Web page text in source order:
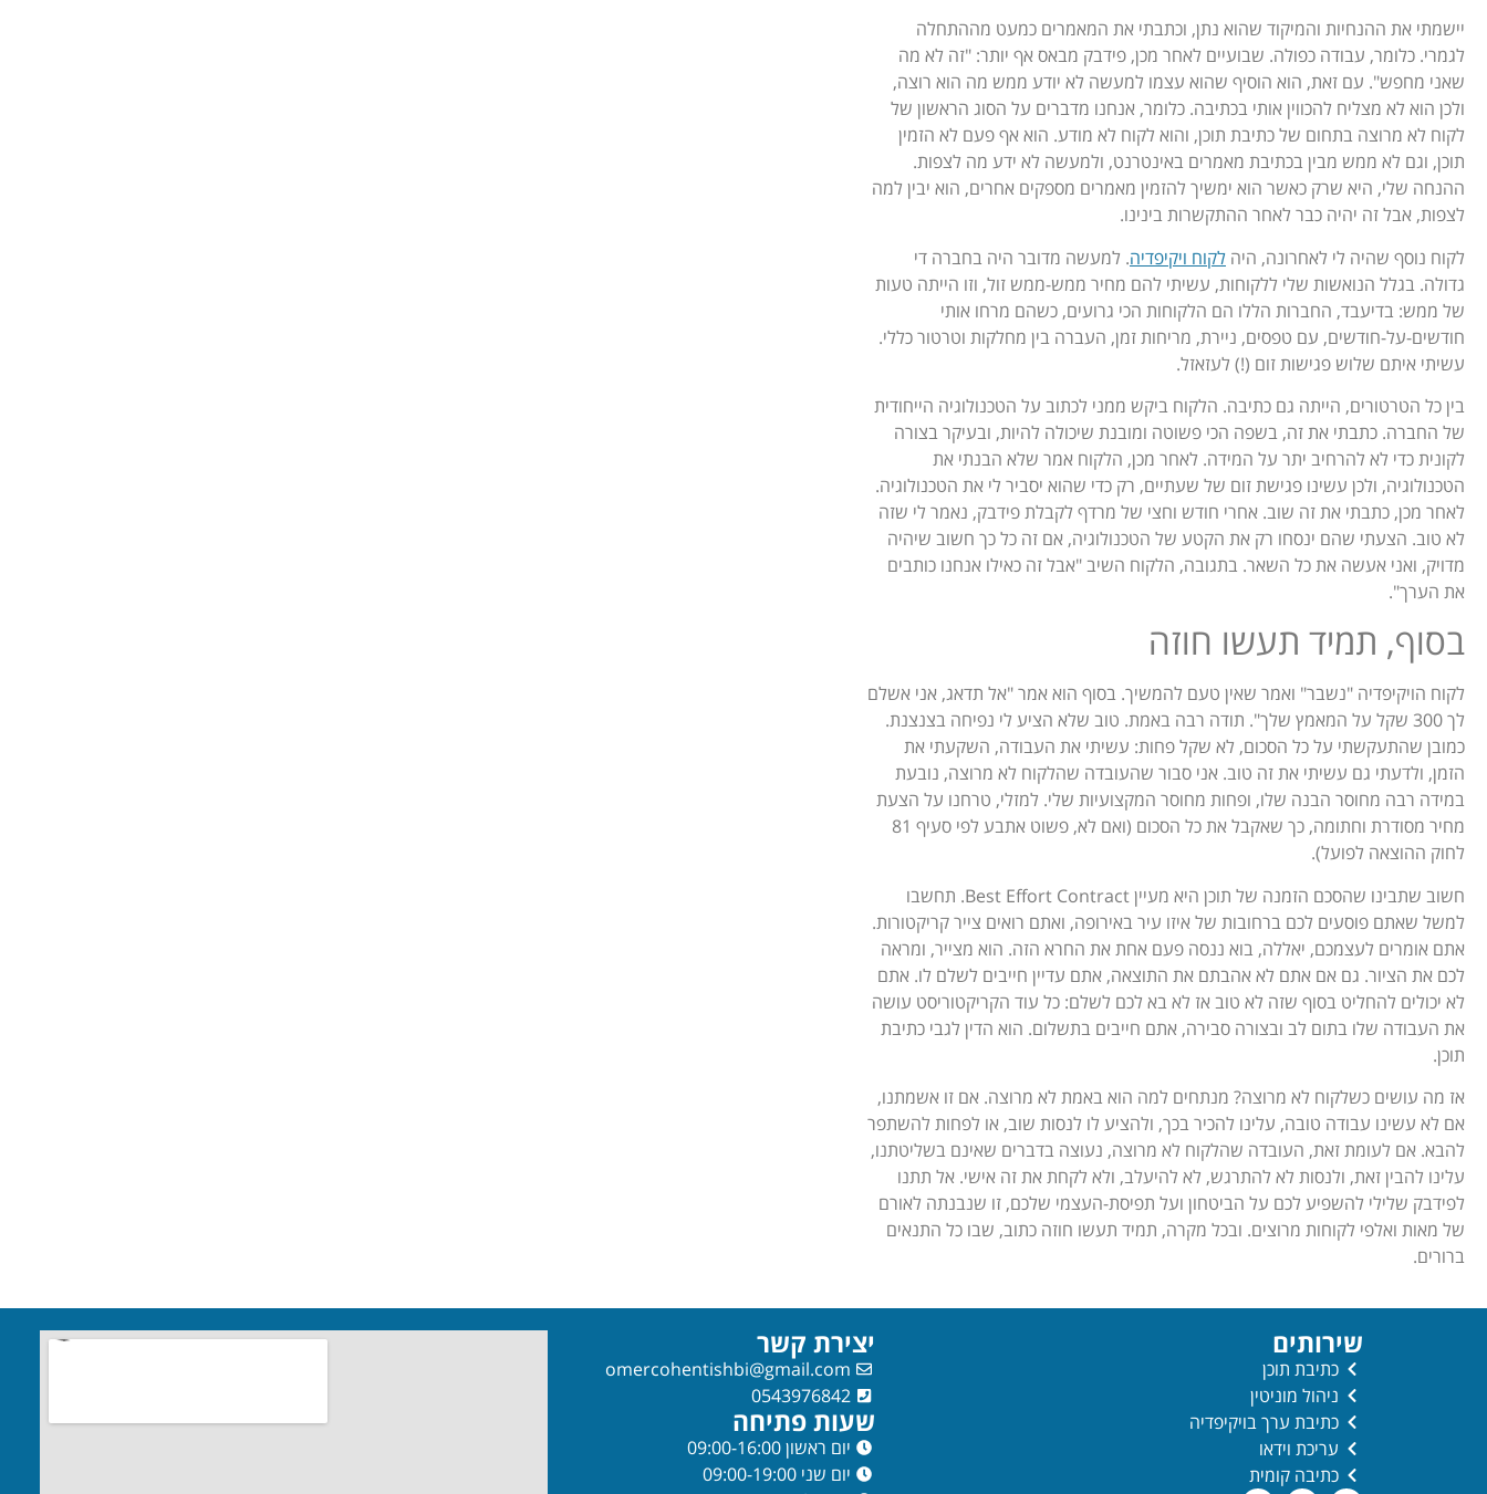
יישמתי את ההנחיות והמיקוד שהוא נתן, וכתבתי את המאמרים כמעט מההתחלה
לגמרי. כלומר, עבודה כפולה. שבועיים לאחר מכן, פידבק מבאס אף יותר: "זה לא מה
שאני מחפש". עם זאת, הוא הוסיף שהוא עצמו למעשה לא יודע ממש מה הוא רוצה,
ולכן הוא לא מצליח להכווין אותי בכתיבה. כלומר, אנחנו מדברים על הסוג הראשון של
לקוח לא מרוצה בתחום של כתיבת תוכן, והוא לקוח לא מודע. הוא אף פעם לא הזמין
תוכן, וגם לא ממש מבין בכתיבת מאמרים באינטרנט, ולמעשה לא ידע מה לצפות.
ההנחה שלי, היא שרק כאשר הוא ימשיך להזמין מאמרים מספקים אחרים, הוא יבין למה
לצפות, אבל זה יהיה כבר לאחר ההתקשרות בינינו.
לקוח נוסף שהיה לי לאחרונה, היה לקוח ויקיפדיה. למעשה מדובר היה בחברה די
גדולה. בגלל הנואשות שלי ללקוחות, עשיתי להם מחיר ממש-ממש זול, וזו הייתה טעות
של ממש: בדיעבד, החברות הללו הם הלקוחות הכי גרועים, כשהם מרחו אותי
חודשים-על-חודשים, עם טפסים, ניירת, מריחות זמן, העברה בין מחלקות וטרטור כללי.
עשיתי איתם שלוש פגישות זום (!) לעזאזל.
בין כל הטרטורים, הייתה גם כתיבה. הלקוח ביקש ממני לכתוב על הטכנולוגיה הייחודית
של החברה. כתבתי את זה, בשפה הכי פשוטה ומובנת שיכולה להיות, ובעיקר בצורה
לקונית כדי לא להרחיב יתר על המידה. לאחר מכן, הלקוח אמר שלא הבנתי את
הטכנולוגיה, ולכן עשינו פגישת זום של שעתיים, רק כדי שהוא יסביר לי את הטכנולוגיה.
לאחר מכן, כתבתי את זה שוב. אחרי חודש וחצי של מרדף לקבלת פידבק, נאמר לי שזה
לא טוב. הצעתי שהם ינסחו רק את הקטע של הטכנולוגיה, אם זה כל כך חשוב שיהיה
מדויק, ואני אעשה את כל השאר. בתגובה, הלקוח השיב "אבל זה כאילו אנחנו כותבים
את הערך".
בסוף, תמיד תעשו חוזה
לקוח הויקיפדיה "נשבר" ואמר שאין טעם להמשיך. בסוף הוא אמר "אל תדאג, אני אשלם
לך 300 שקל על המאמץ שלך". תודה רבה באמת. טוב שלא הציע לי נפיחה בצנצנת.
כמובן שהתעקשתי על כל הסכום, לא שקל פחות: עשיתי את העבודה, השקעתי את
הזמן, ולדעתי גם עשיתי את זה טוב. אני סבור שהעובדה שהלקוח לא מרוצה, נובעת
במידה רבה מחוסר הבנה שלו, ופחות מחוסר המקצועיות שלי. למזלי, טרחנו על הצעת
מחיר מסודרת וחתומה, כך שאקבל את כל הסכום (ואם לא, פשוט אתבע לפי סעיף 81
לחוק ההוצאה לפועל).
חשוב שתבינו שהסכם הזמנה של תוכן היא מעיין Best Effort Contract. תחשבו
למשל שאתם פוסעים לכם ברחובות של איזו עיר באירופה, ואתם רואים צייר קריקטורות.
אתם אומרים לעצמכם, יאללה, בוא ננסה פעם אחת את החרא הזה. הוא מצייר, ומראה
לכם את הציור. גם אם אתם לא אהבתם את התוצאה, אתם עדיין חייבים לשלם לו. אתם
לא יכולים להחליט בסוף שזה לא טוב אז לא בא לכם לשלם: כל עוד הקריקטוריסט עושה
את העבודה שלו בתום לב ובצורה סבירה, אתם חייבים בתשלום. הוא הדין לגבי כתיבת
תוכן.
אז מה עושים כשלקוח לא מרוצה? מנתחים למה הוא באמת לא מרוצה. אם זו אשמתנו,
אם לא עשינו עבודה טובה, עלינו להכיר בכך, ולהציע לו לנסות שוב, או לפחות להשתפר
להבא. אם לעומת זאת, העובדה שהלקוח לא מרוצה, נעוצה בדברים שאינם בשליטתנו,
עלינו להבין זאת, ולנסות לא להתרגש, לא להיעלב, ולא לקחת את זה אישי. אל תתנו
לפידבק שלילי להשפיע לכם על הביטחון ועל תפיסת-העצמי שלכם, זו שנבנתה לאורם
של מאות ואלפי לקוחות מרוצים. ובכל מקרה, תמיד תעשו חוזה כתוב, שבו כל התנאים
ברורים.
שירותים
כתיבת תוכן
ניהול מוניטין
כתיבת ערך בויקיפדיה
עריכת וידאו
כתיבה קומית
יצירת קשר
omercohentishbi@gmail.com
0543976842
שעות פתיחה
יום ראשון 09:00-16:00
יום שני 09:00-19:00